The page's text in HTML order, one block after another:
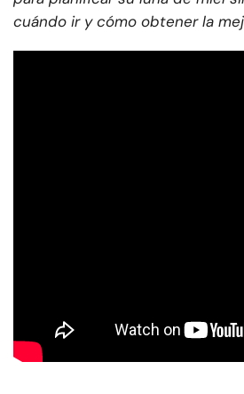
cuándo ir y cómo obtener la